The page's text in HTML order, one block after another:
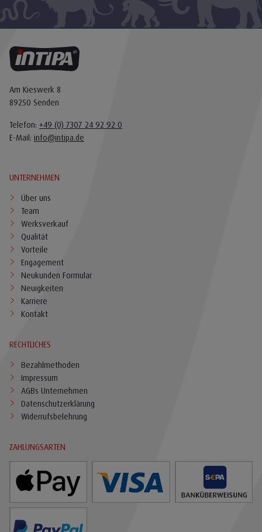
Am Kieswerk 8
89250 Senden
Telefon: +49 (0) 7307 24 92 92 0
E-Mail: info@intipa.de
UNTERNEHMEN
Über uns
Team
Werksverkauf
Qualität
Vorteile
Engagement
Neukunden Formular
Neuigkeiten
Karriere
Kontakt
RECHTLICHES
Bezahlmethoden
Impressum
AGBs Unternehmen
Datenschutzerklärung
Widerrufsbelehrung
ZAHLUNGSARTEN